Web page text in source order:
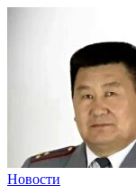
Новости